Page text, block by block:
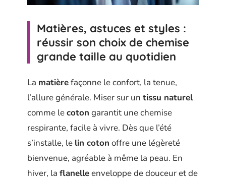
Matières, astuces et styles :
réussir son choix de chemise
grande taille au quotidien
La matièrefaçonne le confort, la tenue,
l’allure générale. Miser sur un tissu naturel
comme lecoton garantit une chemise
respirante, facile à vivre. Dès que l’été
s’installe, le lin coton offre une légèreté
bienvenue, agréable à même la peau. En
hiver, la flanelleenveloppe de douceur et de